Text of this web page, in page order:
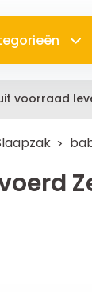
voorraad